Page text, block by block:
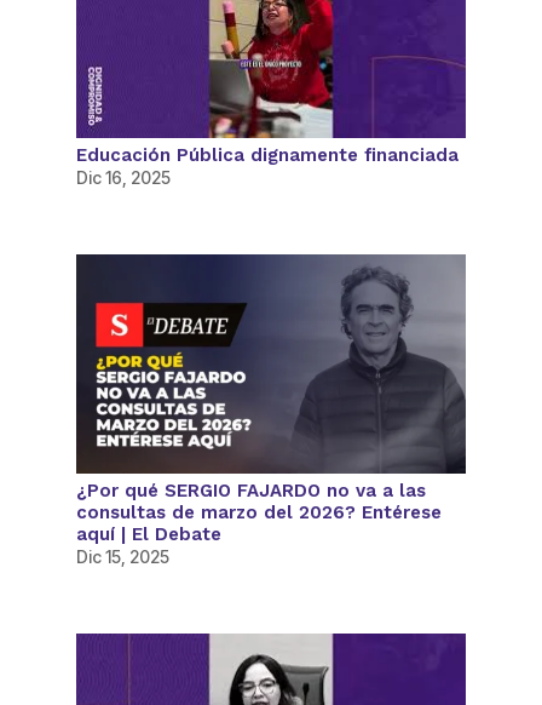
Educación Pública dignamente financiada
Dic 16, 2025
¿Por qué SERGIO FAJARDO no va a las
consultas de marzo del 2026? Entérese
aquí | El Debate
Dic 15, 2025